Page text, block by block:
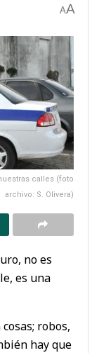
AA
calles (foto
archivo: S. Olivera)
no es
es una
robos,
hay que